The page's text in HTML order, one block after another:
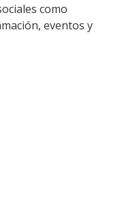
como
eventos y